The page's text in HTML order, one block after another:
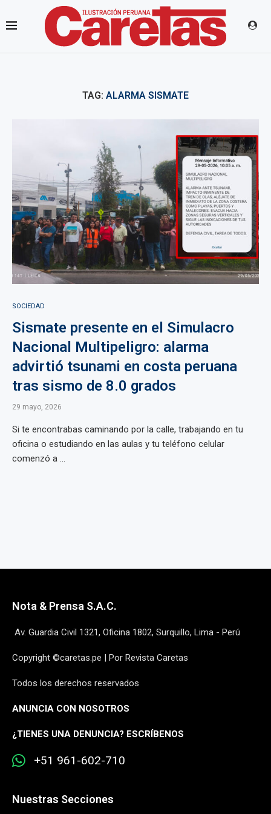
TAG: ALARMA SISMATE
SOCIEDAD
Sismate presente en el Simulacro
Nacional Multipeligro: alarma
advirtió tsunami en costa peruana
tras sismo de 8.0 grados
29 mayo, 2026
Si te encontrabas caminando por la calle, trabajando en tu
oficina o estudiando en las aulas y tu teléfono celular
comenzó a ...
Nota & Prensa S.A.C.
Av. Guardia Civil 1321, Oficina 1802, Surquillo, Lima - Perú
Copyright ©caretas.pe | Por Revista Caretas
Todos los derechos reservados
ANUNCIA CON NOSOTROS
¿TIENES UNA DENUNCIA? ESCRÍBENOS
+51 961-602-710
Nuestras Secciones